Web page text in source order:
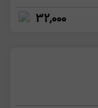
32,000